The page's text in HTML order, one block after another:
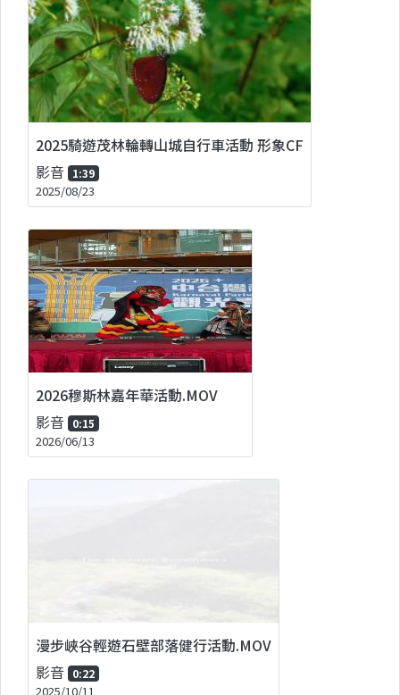
2025騎遊茂林輪轉山城自行車活動 形象CF
影音 1:39
2025/08/23
2026穆斯林嘉年華活動.MOV
影音 0:15
2026/06/13
漫步峽谷輕遊石壁部落健行活動.MOV
影音 0:22
2025/10/11